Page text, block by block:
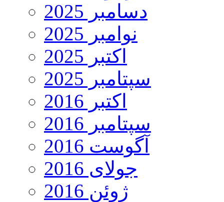
دسامبر 2025
نوامبر 2025
اکتبر 2025
سپتامبر 2025
اکتبر 2016
سپتامبر 2016
آگوست 2016
جولای 2016
ژوئن 2016